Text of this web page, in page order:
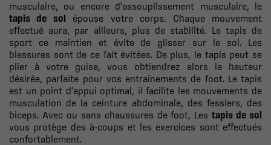
musculaire, ou encore d'assouplissement musculaire, le
tapis de sol épouse votre corps. Chaque mouvement
effectué aura, par ailleurs, plus de stabilité. Le tapis de
sport ce maintien et évite de glisser sur le sol. Les
blessures sont de ce fait évitées. De plus, le tapis peut se
plier à votre guise, vous obtiendrez alors la hauteur
désirée, parfaite pour vos entraînements de foot. Le tapis
est un point d'appui optimal, il facilite les mouvements de
musculation de la ceinture abdominale, des fessiers, des
biceps. Avec ou sans chaussures de foot, Lestapis de sol
vous protège des à-coups et les exercices sont effectués
confortablement.